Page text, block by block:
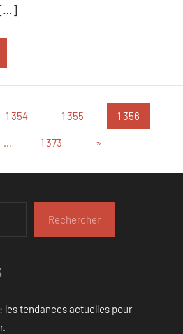
[…]
1 354 1 355 1 356
… 1 373
Articles
»
Rechercher
les tendances actuelles pour